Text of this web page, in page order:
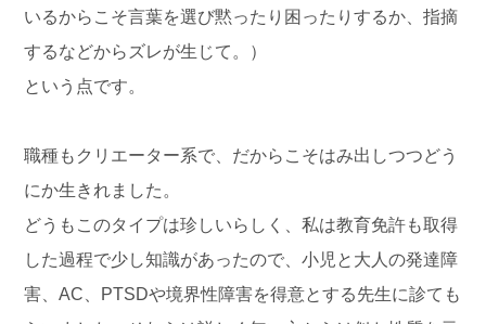
いるからこそ言葉を選び黙ったり困ったりするか、指摘
するなどからズレが生じて。）
という点です。
職種もクリエーター系で、だからこそはみ出しつつどう
にか生きれました。
どうもこのタイプは珍しいらしく、私は教育免許も取得
した過程で少し知識があったので、小児と大人の発達障
害、AC、PTSDや境界性障害を得意とする先生に診ても